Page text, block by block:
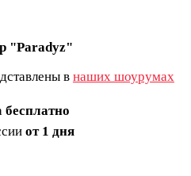
"Paradyz"
в наших шоурумах
бесплатно
от 1 дня